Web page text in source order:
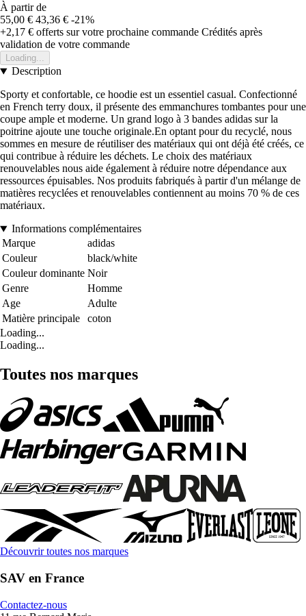
À partir de
55,00 € 43,36 € -21%
+2,17 € offerts sur votre prochaine commande Crédités après
validation de votre commande
Loading...
Description
Sporty et confortable, ce hoodie est un essentiel casual. Confectionné
en French terry doux, il présente des emmanchures tombantes pour une
coupe ample et moderne. Un grand logo à 3 bandes adidas sur la
poitrine ajoute une touche originale.En optant pour du recyclé, nous
sommes en mesure de réutiliser des matériaux qui ont déjà été créés, ce
qui contribue à réduire les déchets. Le choix des matériaux
renouvelables nous aide également à réduire notre dépendance aux
ressources épuisables. Nos produits fabriqués à partir d'un mélange de
matières recyclées et renouvelables contiennent au moins 70 % de ces
matériaux.
Informations complémentaires
Marque
adidas
Couleur
black/white
Couleur dominante Noir
Genre
Homme
Age
Adulte
Matière principale
coton
Loading...
Loading...
Toutes nos marques
Découvrir toutes nos marques
SAV en France
Contactez-nous